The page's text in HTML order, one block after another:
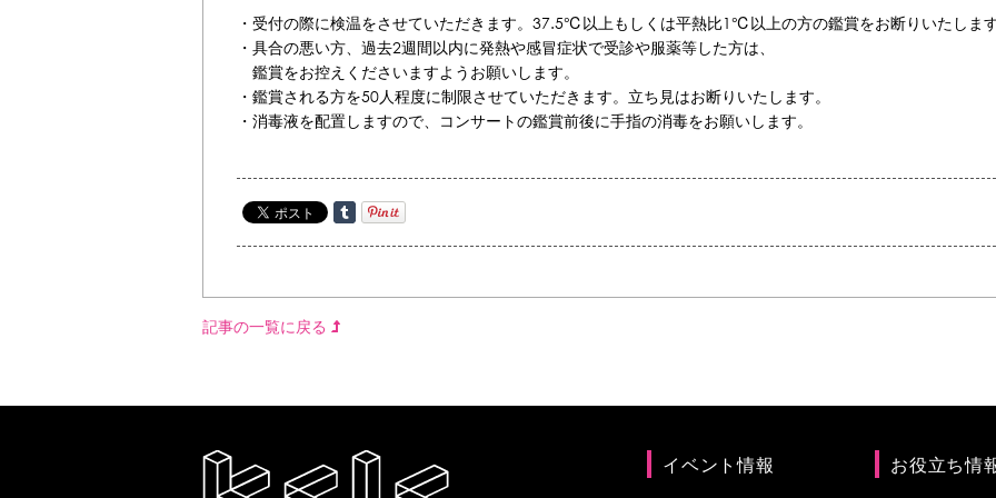
・受付の際に検温をさせていただきます。37.5℃以上もしくは平熱比1℃以上の方の鑑賞をお断りいたします
・具合の悪い方、過去2週間以内に発熱や感冒症状で受診や服薬等した方は、
鑑賞をお控えくださいますようお願いします。
・鑑賞される方を50人程度に制限させていただきます。立ち見はお断りいたします。
・消毒液を配置しますので、コンサートの鑑賞前後に手指の消毒をお願いします。
記事の一覧に戻る
イベント情報 お役立ち情